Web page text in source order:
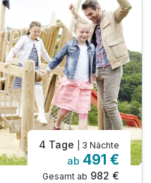
Island"
großen "Sea SPA"
Diemelsee
4 Tage | 3 Nächte
ab 491 €
Gesamt ab 982 €